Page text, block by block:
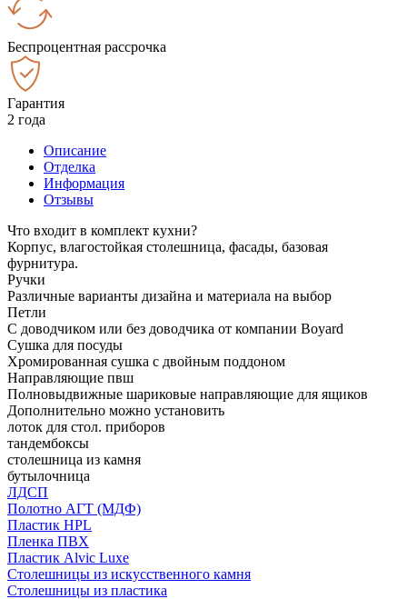
Беспроцентная рассрочка
Гарантия
2 года
Описание
Отделка
Информация
Отзывы
Что входит в комплект кухни?
Корпус, влагостойкая столешница, фасады, базовая
фурнитура.
Ручки
Различные варианты дизайна и материала на выбор
Петли
С доводчиком или без доводчика от компании Boyard
Сушка для посуды
Хромированная сушка с двойным поддоном
Направляющие пвш
Полновыдвижные шариковые направляющие для ящиков
Дополнительно можно установить
лоток для стол. приборов
тандембоксы
столешница из камня
бутылочница
ЛДСП
Полотно АГТ (МДФ)
Пластик HPL
Пленка ПВХ
Пластик Alvic Luxe
Столешницы из искусственного камня
Столешницы из пластика